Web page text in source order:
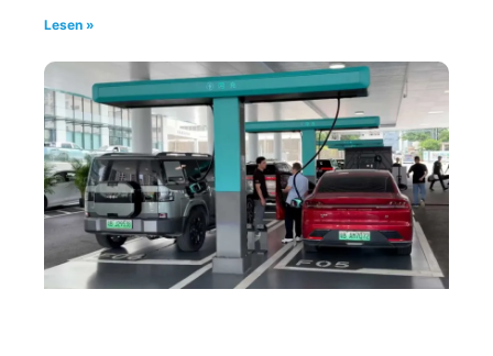
Lesen »